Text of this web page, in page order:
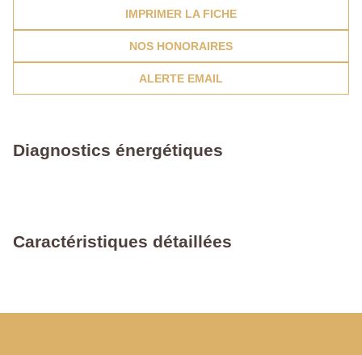
IMPRIMER LA FICHE
NOS HONORAIRES
ALERTE EMAIL
Diagnostics énergétiques
Caractéristiques détaillées